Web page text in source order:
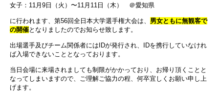
女子：11月9日（火）〜11月11日（木） ＠愛知県
に行われます、第56回全日本大学選手権大会は、 男女ともに無観客で
の開催となりましたのでお知らせ致します。
出場選手及びチーム関係者にはIDが発行され、IDを携行していなけれ
ば入場できないこととなっております。
当日会場に来場されましても制限がかかっており、お帰り頂くことと
なってしまいますので、ご理解ご協力の程、何卒宜しくお願い申し上
げます。